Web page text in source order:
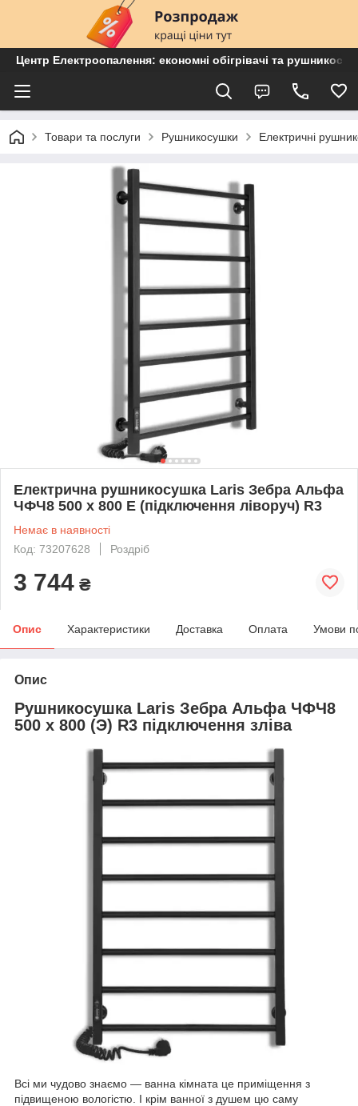
Центр Електроопалення: економні обігрівачі та
Товари та послуги Рушникосушки Електричні
Електрична рушникосушка Laris Зебра Альфа
ЧФЧ8 500 х 800 Е (підключення ліворуч) R3
Немає в наявності
Код: 73207628
Роздріб
3 744 ₴
Опис Характеристики Доставка Оплата Умови
Опис
Рушникосушка Laris Зебра Альфа ЧФЧ8
500 х 800 (Э) R3 підключення зліва
Всі ми чудово знаємо — ванна кімната це приміщення з
підвищеною вологістю. І крім ванної з душем цю саму